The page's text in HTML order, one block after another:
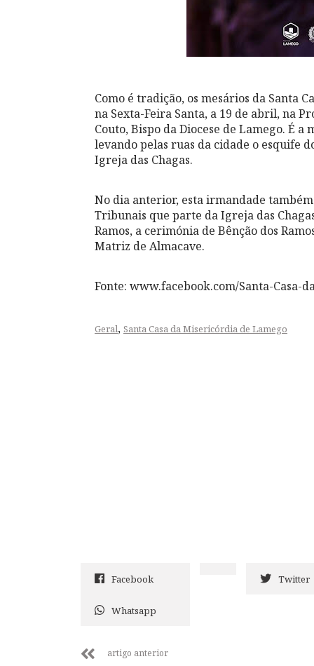
Como é tradição, os mesários da Santa
na Sexta-Feira Santa, a 19 de abril, na
Couto, Bispo da Diocese de Lamego. É a
levando pelas ruas da cidade o esquife
Igreja das Chagas.
No dia anterior, esta irmandade
Tribunais que parte da Igreja das
Ramos, a cerimónia de Bênção dos
Matriz de Almacave.
Fonte: www.facebook.com/Santa-Casa-
Geral, Santa Casa da Misericórdia de Lamego
Facebook Twitter
Whatsapp
artigo anterior